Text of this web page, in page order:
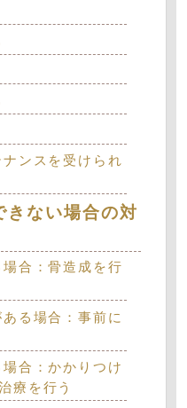
ンスを受けられ
きない場合の対
合：骨造成を行
る場合：事前に
合：かかりつけ
療を行う